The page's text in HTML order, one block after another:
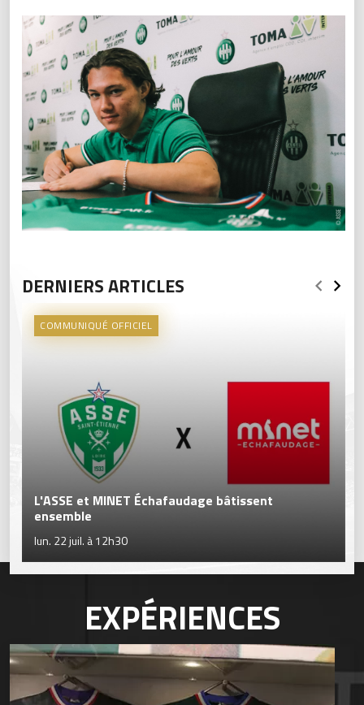
DERNIERS ARTICLES
COMMUNIQUÉ OFFICIEL
L'ASSE et MINET Échafaudage bâtissent
ensemble
lun. 22 juil. à 12h30
EXPÉRIENCES